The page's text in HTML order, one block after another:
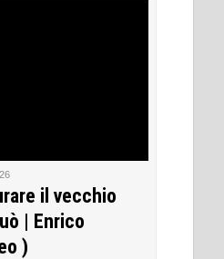
il vecchio
| Enrico
)